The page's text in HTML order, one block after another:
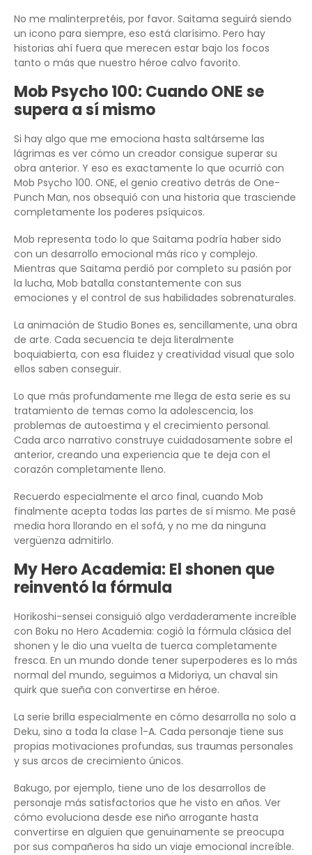
No me malinterpretéis, por favor. Saitama seguirá siendo
un icono para siempre, eso está clarísimo. Pero hay
historias ahí fuera que merecen estar bajo los focos
tanto o más que nuestro héroe calvo favorito.
Mob Psycho 100: Cuando ONE se
supera a sí mismo
Si hay algo que me emociona hasta saltárseme las
lágrimas es ver cómo un creador consigue superar su
obra anterior. Y eso es exactamente lo que ocurrió con
Mob Psycho 100. ONE, el genio creativo detrás de One-
Punch Man, nos obsequió con una historia que trasciende
completamente los poderes psíquicos.
Mob representa todo lo que Saitama podría haber sido
con un desarrollo emocional más rico y complejo.
Mientras que Saitama perdió por completo su pasión por
la lucha, Mob batalla constantemente con sus
emociones y el control de sus habilidades sobrenaturales.
La animación de Studio Bones es, sencillamente, una obra
de arte. Cada secuencia te deja literalmente
boquiabierta, con esa fluidez y creatividad visual que solo
ellos saben conseguir.
Lo que más profundamente me llega de esta serie es su
tratamiento de temas como la adolescencia, los
problemas de autoestima y el crecimiento personal.
Cada arco narrativo construye cuidadosamente sobre el
anterior, creando una experiencia que te deja con el
corazón completamente lleno.
Recuerdo especialmente el arco final, cuando Mob
finalmente acepta todas las partes de sí mismo. Me pasé
media hora llorando en el sofá, y no me da ninguna
vergüenza admitirlo.
My Hero Academia: El shonen que
reinventó la fórmula
Horikoshi-sensei consiguió algo verdaderamente increíble
con Boku no Hero Academia: cogió la fórmula clásica del
shonen y le dio una vuelta de tuerca completamente
fresca. En un mundo donde tener superpoderes es lo más
normal del mundo, seguimos a Midoriya, un chaval sin
quirk que sueña con convertirse en héroe.
La serie brilla especialmente en cómo desarrolla no solo a
Deku, sino a toda la clase 1-A. Cada personaje tiene sus
propias motivaciones profundas, sus traumas personales
y sus arcos de crecimiento únicos.
Bakugo, por ejemplo, tiene uno de los desarrollos de
personaje más satisfactorios que he visto en años. Ver
cómo evoluciona desde ese niño arrogante hasta
convertirse en alguien que genuinamente se preocupa
por sus compañeros ha sido un viaje emocional increíble.